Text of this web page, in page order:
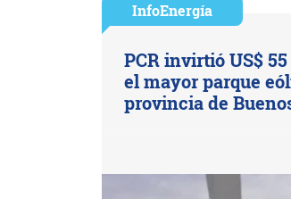
InfoEnergía
PCR invirtió US$
el mayor parque
provincia de